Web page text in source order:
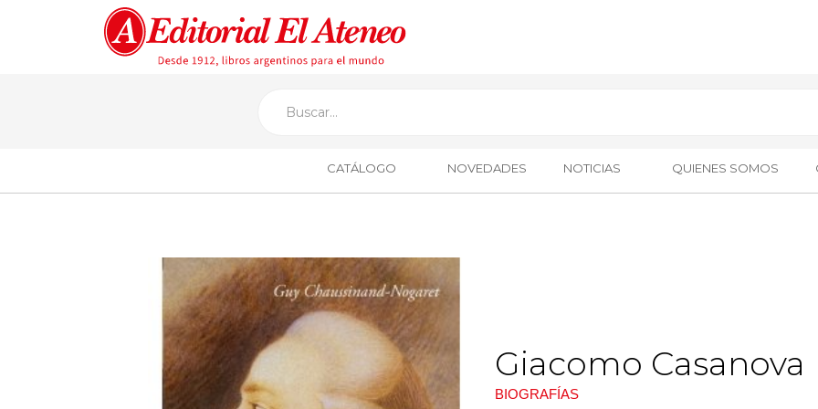
CATÁLOGO NOVEDADES NOTICIAS QUIENES SOMOS
Giacomo Casanova
BIOGRAFÍAS